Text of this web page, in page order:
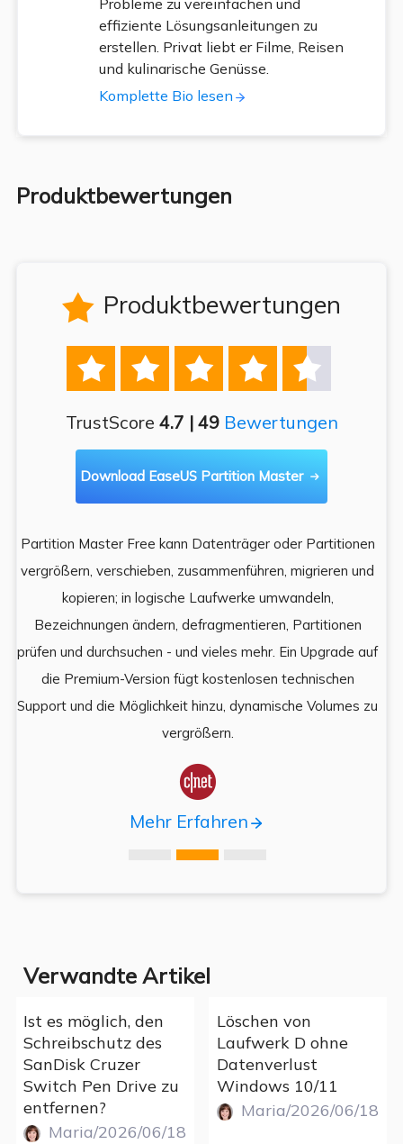
Probleme zu vereinfachen und
effiziente Lösungsanleitungen zu
erstellen. Privat liebt er Filme, Reisen
und kulinarische Genüsse.
Komplette Bio lesen
Produktbewertungen
 Produktbewertungen
    
TrustScore 4.7 | 49 Bewertungen
Download EaseUS Partition Master 
Partition Master Free kann Datenträger oder Partitionen
vergrößern, verschieben, zusammenführen, migrieren und
kopieren; in logische Laufwerke umwandeln,
Bezeichnungen ändern, defragmentieren, Partitionen
prüfen und durchsuchen - und vieles mehr. Ein Upgrade auf
die Premium-Version fügt kostenlosen technischen
Support und die Möglichkeit hinzu, dynamische Volumes zu
vergrößern.

Mehr Erfahren
Verwandte Artikel
Ist es möglich, den
Schreibschutz des
SanDisk Cruzer
Switch Pen Drive zu
entfernen?
Maria/2026/06/18
Löschen von
Laufwerk D ohne
Datenverlust
Windows 10/11
Maria/2026/06/18